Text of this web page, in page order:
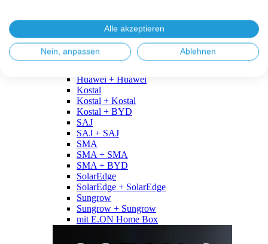
Fronius + BYD
GoodWe
GoodWe + GoodWe
GoodWe + BYD
Huawei + Huawei
Kostal
Kostal + Kostal
Kostal + BYD
SAJ
SAJ + SAJ
SMA
SMA + SMA
SMA + BYD
SolarEdge
SolarEdge + SolarEdge
Sungrow
Sungrow + Sungrow
mit E.ON Home Box
Alle akzeptieren
Nein, anpassen Ablehnen